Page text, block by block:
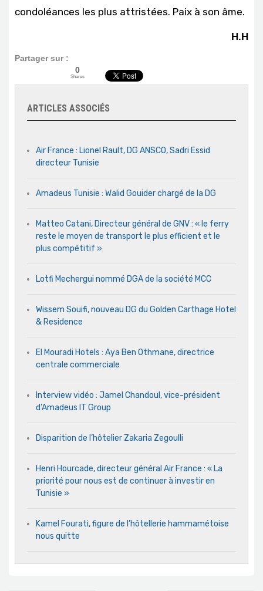
condoléances les plus attristées. Paix à son âme.
H.H
Partager sur :
0
Shares
ARTICLES ASSOCIÉS
Air France : Lionel Rault, DG ANSCO, Sadri Essid
directeur Tunisie
Amadeus Tunisie : Walid Gouider chargé de la DG
Matteo Catani, Directeur général de GNV : « le ferry
reste le moyen de transport le plus efficient et le
plus compétitif »
Lotfi Mechergui nommé DGA de la société MCC
Wissem Souifi, nouveau DG du Golden Carthage Hotel
& Residence
El Mouradi Hotels : Aya Ben Othmane, directrice
centrale commerciale
Interview vidéo : Jamel Chandoul, vice-président
d’Amadeus IT Group
Disparition de l’hôtelier Zakaria Zegoulli
Henri Hourcade, directeur général Air France : « La
priorité pour nous est de continuer à investir en
Tunisie »
Kamel Fourati, figure de l’hôtellerie hammamétoise
nous quitte